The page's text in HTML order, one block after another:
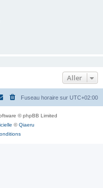
Aller
Fuseau horaire sur UTC+02:00
© phpBB Limited
©Qiaeru